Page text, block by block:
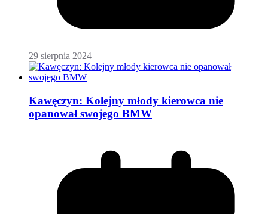
29 sierpnia 2024
Kawęczyn: Kolejny młody kierowca nie
opanował swojego BMW